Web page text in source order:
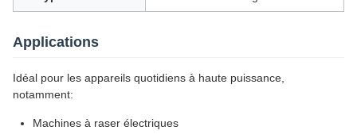
Applications
Idéal pour les appareils quotidiens à haute puissance,
notamment:
Machines à raser électriques